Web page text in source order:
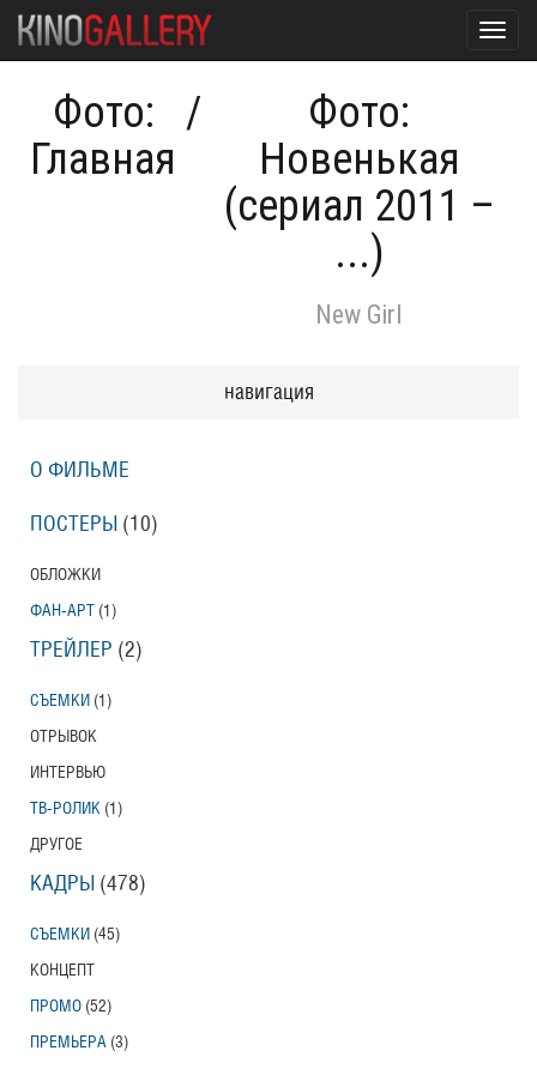
Фото:
Главная
/
Фото:
Новенькая
(сериал 2011 –
...)
New Girl
навигация
О ФИЛЬМЕ
ПОСТЕРЫ (10)
ОБЛОЖКИ
ФАН-АРТ (1)
ТРЕЙЛЕР (2)
СЪЕМКИ (1)
ОТРЫВОК
ИНТЕРВЬЮ
ТВ-РОЛИК (1)
ДРУГОЕ
КАДРЫ (478)
СЪЕМКИ (45)
КОНЦЕПТ
ПРОМО (52)
ПРЕМЬЕРА (3)